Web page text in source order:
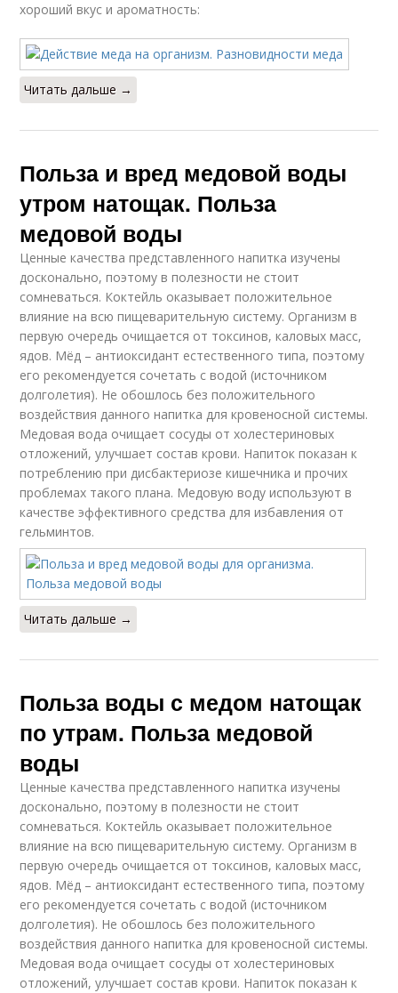
хороший вкус и ароматность:
Читать дальше →
Польза и вред медовой воды
утром натощак. Польза
медовой воды
Ценные качества представленного напитка изучены
досконально, поэтому в полезности не стоит
сомневаться. Коктейль оказывает положительное
влияние на всю пищеварительную систему. Организм в
первую очередь очищается от токсинов, каловых масс,
ядов. Мёд – антиоксидант естественного типа, поэтому
его рекомендуется сочетать с водой (источником
долголетия). Не обошлось без положительного
воздействия данного напитка для кровеносной системы.
Медовая вода очищает сосуды от холестериновых
отложений, улучшает состав крови. Напиток показан к
потреблению при дисбактериозе кишечника и прочих
проблемах такого плана. Медовую воду используют в
качестве эффективного средства для избавления от
гельминтов.
Читать дальше →
Польза воды с медом натощак
по утрам. Польза медовой
воды
Ценные качества представленного напитка изучены
досконально, поэтому в полезности не стоит
сомневаться. Коктейль оказывает положительное
влияние на всю пищеварительную систему. Организм в
первую очередь очищается от токсинов, каловых масс,
ядов. Мёд – антиоксидант естественного типа, поэтому
его рекомендуется сочетать с водой (источником
долголетия). Не обошлось без положительного
воздействия данного напитка для кровеносной системы.
Медовая вода очищает сосуды от холестериновых
отложений, улучшает состав крови. Напиток показан к